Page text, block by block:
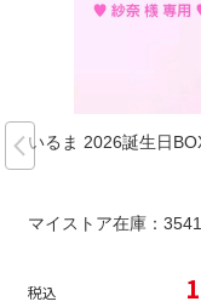
いるま 2026誕生日
マイストア在庫： 3541
税込